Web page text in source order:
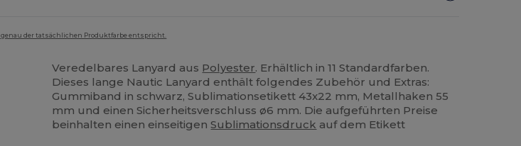
der tatsächlichen Produktfarbe entspricht.
Veredelbares Lanyard aus Polyester. Erhältlich in 11 Standardfarben.
Dieses lange Nautic Lanyard enthält folgendes Zubehör und Extras:
Gummiband in schwarz, Sublimationsetikett 43x22 mm, Metallhaken 55
mm und einen Sicherheitsverschluss ø6 mm. Die aufgeführten Preise
beinhalten einen einseitigenSublimationsdruck auf dem Etikett